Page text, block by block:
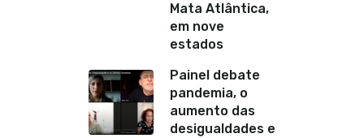
Mata Atlântica,
em nove
estados
Painel debate
pandemia, o
aumento das
desigualdades e